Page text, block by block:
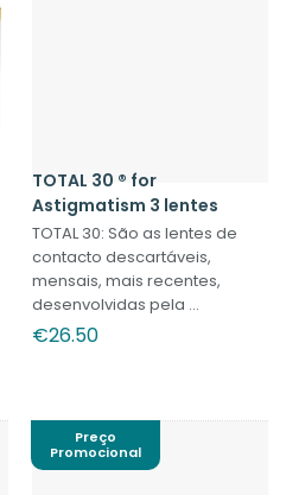
TOTAL 30 ® for
Astigmatism 3 lentes
TOTAL 30: São as lentes de
contacto descartáveis,
mensais, mais recentes,
desenvolvidas pela ...
€26.50
Preço
Promocional